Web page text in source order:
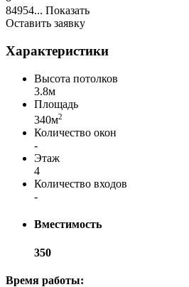
84954... Показать
Оставить заявку
Характеристики
Высота потолков
3.8м
Площадь
340м2
Количество окон
-
Этаж
4
Количество входов
-
Вместимость
350
Время работы: